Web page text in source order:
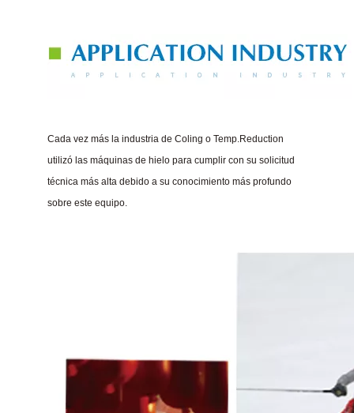
Cada vez más la industria de Coling o Temp.Reduction
utilizó las máquinas de hielo para cumplir con su solicitud
técnica más alta debido a su conocimiento más profundo
sobre este equipo.